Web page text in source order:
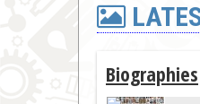
Biographies